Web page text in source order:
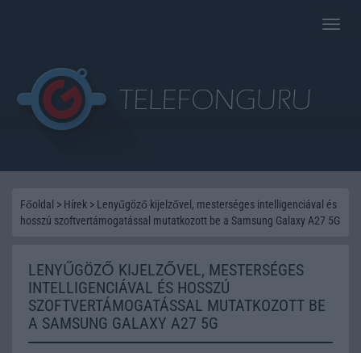
Toggle
Főoldal > Hírek > Lenyűgöző kijelzővel, mesterséges intelligenciával és
hosszú szoftvertámogatással mutatkozott be a Samsung Galaxy A27 5G
LENYŰGÖZŐ KIJELZŐVEL, MESTERSÉGES
INTELLIGENCIÁVAL ÉS HOSSZÚ
SZOFTVERTÁMOGATÁSSAL MUTATKOZOTT BE
A SAMSUNG GALAXY A27 5G